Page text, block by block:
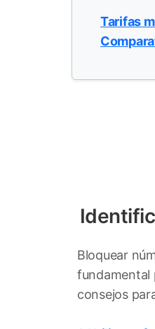
Tarifas
Bloquear
fundamental
consejos